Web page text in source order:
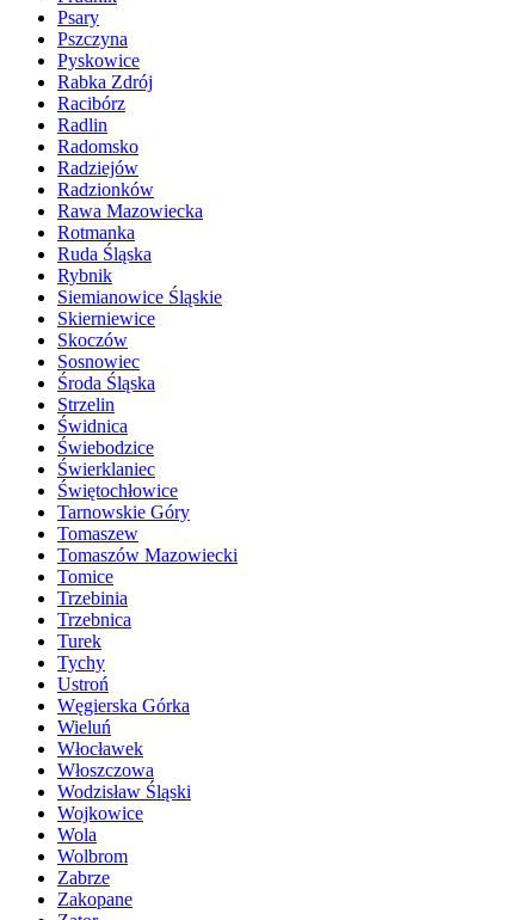
Psary
Pszczyna
Pyskowice
Rabka Zdrój
Racibórz
Radlin
Radomsko
Radziejów
Radzionków
Rawa Mazowiecka
Rotmanka
Ruda Śląska
Rybnik
Siemianowice Śląskie
Skierniewice
Skoczów
Sosnowiec
Środa Śląska
Strzelin
Świdnica
Świebodzice
Świerklaniec
Świętochłowice
Tarnowskie Góry
Tomaszew
Tomaszów Mazowiecki
Tomice
Trzebinia
Trzebnica
Turek
Tychy
Ustroń
Węgierska Górka
Wieluń
Włocławek
Włoszczowa
Wodzisław Śląski
Wojkowice
Wola
Wolbrom
Zabrze
Zakopane